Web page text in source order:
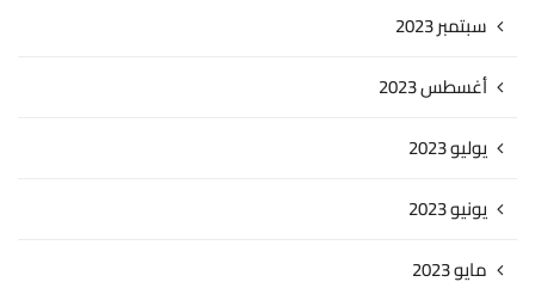
سبتمبر 2023
أغسطس 2023
يوليو 2023
يونيو 2023
مايو 2023